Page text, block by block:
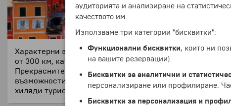
Характерни за Лигурия са скалистите брегове,
от 300 км, като е
дни от най-известните курорти по
Прекрасните закътани плажове са една от красотите
възможности за развлечение - ресторанти, кафета,
хиляди туристи от цял свят.
аудиторията и анализиране на
качеството им.
Използваме три категории "бисквитки":
Функционални бисквитки, които ни
на вашите резервации).
Бисквитки за аналитични и
персонализиране или профилиране.
Бисквитки за персонализация и